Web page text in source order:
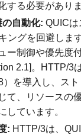
する必要がありま
自動化: QUICは
ングを回避しま
ー制御や優先度
2.1]。HTTP/3は
）を導入し、ス
て、リソースの
しています。
: HTTP/3は、